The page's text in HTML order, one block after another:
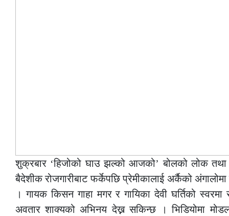
शुक्रबार ‘हिजोको घाउ झल्को आजको’ बोलको लोक तथा
बैदेशीक रोजगारीबाट फर्केपछि प्रेमीकालाई अर्कैको
। गायक किसन गाहा मगर र गायिका देवी घर्तिको
अवतार शाक्यको अभिनय देख्न सकिन्छ । भिडियोमा